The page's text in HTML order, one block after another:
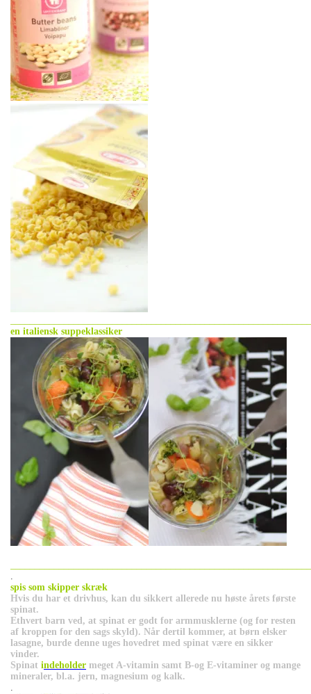
en italiensk suppeklassiker
.
spis som skipper skræk
Hvis du har et drivhus, kan du sikkert allerede nu høste årets første
spinat.
Ethvert barn ved, at spinat er godt for armmusklerne (og for resten
af kroppen for den sags skyld). Når dertil kommer, at børn elsker
lasagne, burde denne uges hovedret med spinat være en sikker
vinder.
Spinat indeholder meget A-vitamin samt B-og E-vitaminer og mange
mineraler, bl.a. jern, magnesium og kalk.
.